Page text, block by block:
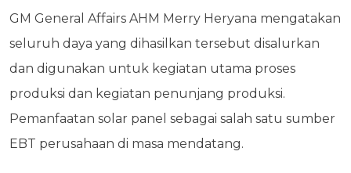
GM General Affairs AHM Merry Heryana mengatakan
seluruh daya yang dihasilkan tersebut disalurkan
dan digunakan untuk kegiatan utama proses
produksi dan kegiatan penunjang produksi.
Pemanfaatan solar panel sebagai salah satu sumber
EBT perusahaan di masa mendatang.